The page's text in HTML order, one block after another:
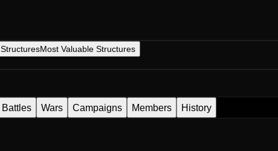
StructuresMost Valuable Structures
Battles Wars Campaigns Members History